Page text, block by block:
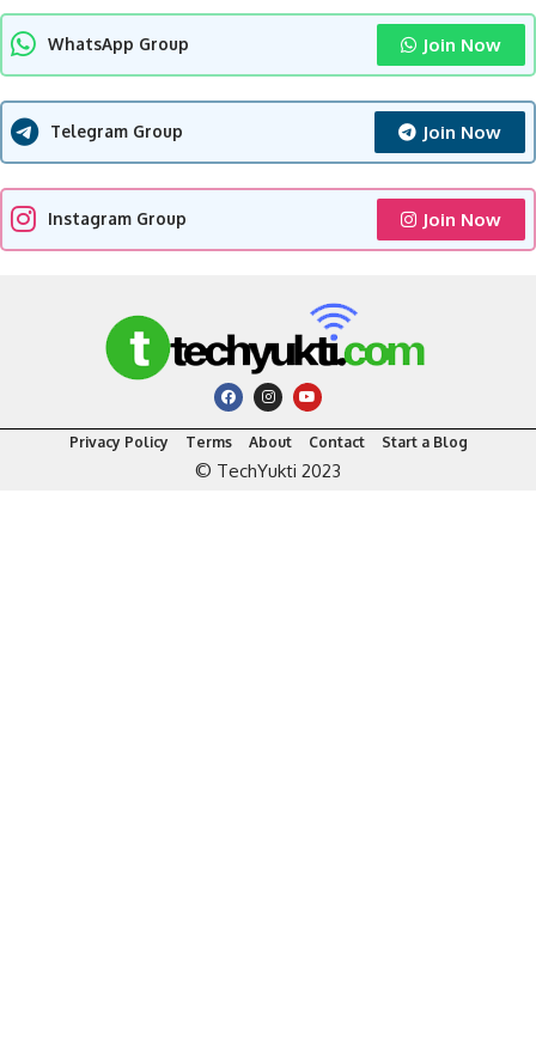
WhatsApp Group Join Now
Telegram Group Join Now
Instagram Group Join Now
Privacy Policy Terms About Contact Start a Blog
© TechYukti 2023